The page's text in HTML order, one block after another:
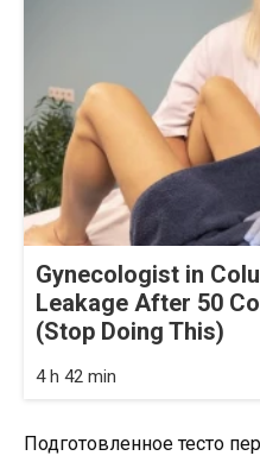
Gynecologist in
Leakage After 50
(Stop Doing This)
4 h 42 min
Подготовленное тесто